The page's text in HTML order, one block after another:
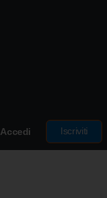
Accedi Iscriviti